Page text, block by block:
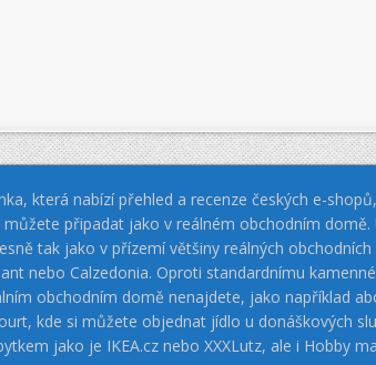
která nabízí přehled a recenze českých e-
připadat jako v reálném obchodním
tak jako v přízemí většiny reálných
nebo Calzedonia. Oproti standardnímu
obchodním domě nenajdete, jako například
kde si můžete objednat jídlo u donáškových
jako je IKEA.cz nebo XXXLutz, ale i Hobby